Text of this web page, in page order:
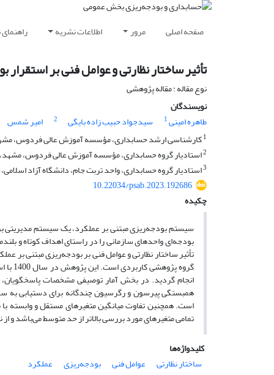
صفحه اصلی مرور اطلاعات نشریه
تأثیر ساختار نظارتی و عوامل فنی بر
نوع مقاله : مقاله پژوهشی
نویسندگان
طاهره امینی1 سیدجواد حبیب زاده بایگی 2 امیر شمس
1کارشناسی ارشد حسابداری، مؤسسه آموزش عالی فردوس،
2استادیار گروه حسابداری، مؤسسه آموزش عالی فردوس، مشهد،
3استادیار گروه حسابداری، واحد تربت جام، دانشگاه آزاد
10.22034/psab.2023.192686
چکیده
سیستم بودجه‌ریزی مبتنی بر عملکرد، یک سیستم مدیریتی
بودجه‌ای واحدهای سازمانی را در راستای اهداف کوتاه و
تأثیر ساختار نظارتی و عوامل فنی بر بودجه‌ریزی مبتنی
انجام گردید. در بخش آمار توصیفی مشخصات
تمامی متغیرهای مورد بررسی بالاتر از حد متوسط می‌باشد و
کلیدواژه‌ها
ساختار نظارتی
عوامل فنی بودجه‌ریزی
عملکرد